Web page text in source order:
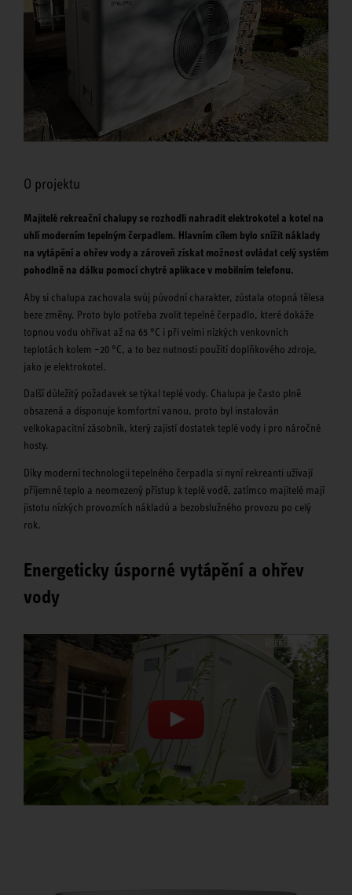
O projektu
Majitelé rekreační chalupy se rozhodli nahradit elektrokotel a kotel na
uhlí moderním tepelným čerpadlem. Hlavním cílem bylo snížit náklady
na vytápění a ohřev vody a zároveň získat možnost ovládat celý systém
pohodlně na dálku pomocí chytré aplikace v mobilním telefonu.
Aby si chalupa zachovala svůj původní charakter, zůstala otopná tělesa
beze změny. Proto bylo potřeba zvolit tepelné čerpadlo, které dokáže
topnou vodu ohřívat až na 65 °C i při velmi nízkých venkovních
teplotách kolem –20 °C, a to bez nutnosti použití doplňkového zdroje,
jako je elektrokotel.
Další důležitý požadavek se týkal teplé vody. Chalupa je často plně
obsazená a disponuje komfortní vanou, proto byl instalován
velkokapacitní zásobník, který zajistí dostatek teplé vody i pro náročné
hosty.
Díky moderní technologii tepelného čerpadla si nyní rekreanti užívají
příjemné teplo a neomezený přístup k teplé vodě, zatímco majitelé mají
jistotu nízkých provozních nákladů a bezobslužného provozu po celý
rok.
Energeticky úsporné vytápění a ohřev
vody